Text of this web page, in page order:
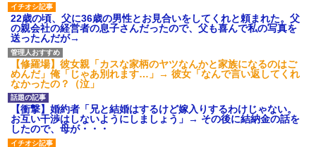
22歳の頃、父に36歳の男性とお見合いをしてくれと頼まれた。父
の親会社の経営者の息子さんだったので、父も喜んで私の写真を
送ったんだが→
【修羅場】彼女親「カスな家柄のヤツなんかと家族になるのはご
めんだ」俺「じゃあ別れます…」→ 彼女「なんで言い返してくれ
なかったの？（泣」
【衝撃】婚約者「兄と結婚はするけど嫁入りするわけじゃない。
お互い干渉はしないようにしましょう」→ その後に結納金の話を
したので、母が・・・